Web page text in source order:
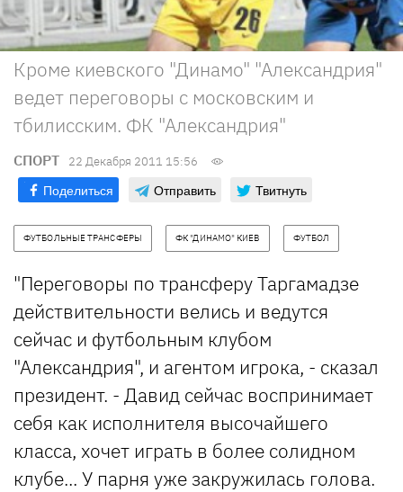
Кроме киевского "Динамо" "Александрия"
ведет переговоры с московским и
тбилисским. ФК "Александрия"
СПОРТ 22 Декабря 2011 15:56
Поделиться Отправить Твитнуть
ФУТБОЛЬНЫЕ ТРАНСФЕРЫ ФК "ДИНАМО" КИЕВ ФУТБОЛ
"Переговоры по трансферу Таргамадзе
действительности велись и ведутся
сейчас и футбольным клубом
"Александрия", и агентом игрока, - сказал
президент. - Давид сейчас воспринимает
себя как исполнителя высочайшего
класса, хочет играть в более солидном
клубе... У парня уже закружилась голова.